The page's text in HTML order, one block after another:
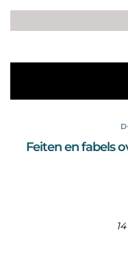
Feiten en fabels